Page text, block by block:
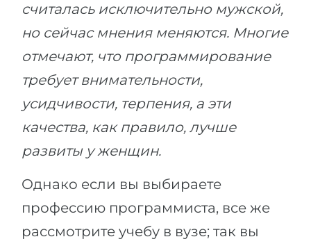
считалась исключительно мужской,
но сейчас мнения меняются. Многие
отмечают, что программирование
требует внимательности,
усидчивости, терпения, а эти
качества, как правило, лучше
развиты у женщин.
Однако если вы выбираете
профессию программиста, все же
рассмотрите учебу в вузе; так вы